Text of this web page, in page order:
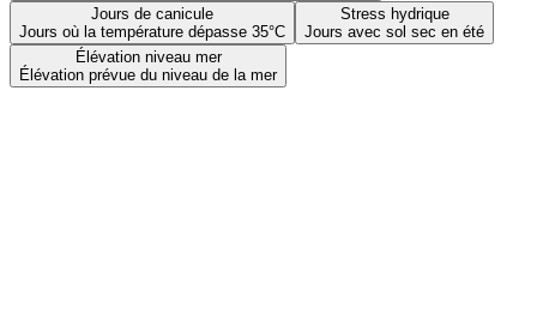
Jours de canicule
Jours où la température dépasse 35°C
Stress hydrique
Jours avec sol sec en été
Élévation niveau mer
Élévation prévue du niveau de la mer